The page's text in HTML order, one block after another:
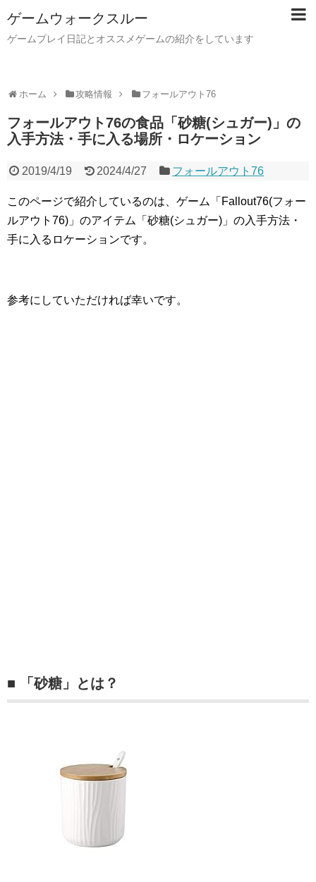
ゲームウォークスルー
ゲームプレイ日記とオススメゲームの紹介をしています
ホーム 攻略情報 フォールアウト76
フォールアウト76の食品「砂糖(シュガー)」の
入手方法・手に入る場所・ロケーション
2019/4/19 2024/4/27 フォールアウト76
このページで紹介しているのは、ゲーム「Fallout76(フォー
ルアウト76)」のアイテム「砂糖(シュガー)」の入手方法・
手に入るロケーションです。
参考にしていただければ幸いです。
■ 「砂糖」とは？